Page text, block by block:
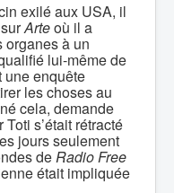
exilé aux USA, il
surArteoù il a
organes à un
lui-même de
une enquête
les choses au
cela, demande
Toti s’était rétracté
jours seulement
deRadio Free
était impliquée